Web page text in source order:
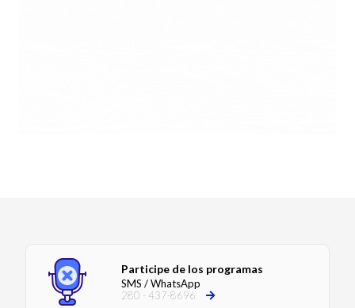
Participe de los programas
SMS / WhatsApp
280 - 437-8696